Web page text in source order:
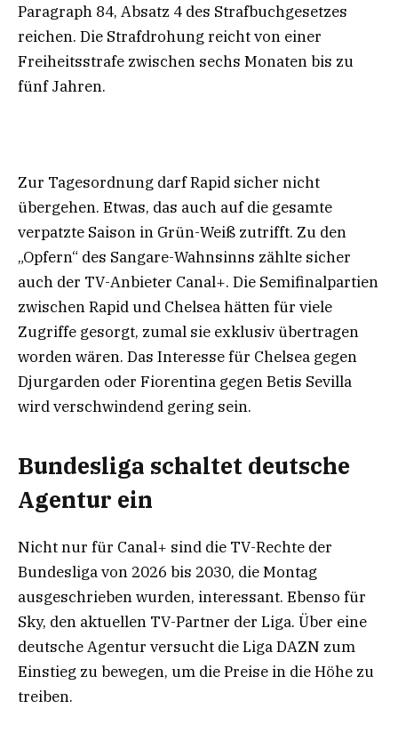
Paragraph 84, Absatz 4 des Strafbuchgesetzes
reichen. Die Strafdrohung reicht von einer
Freiheitsstrafe zwischen sechs Monaten bis zu
fünf Jahren.
Zur Tagesordnung darf Rapid sicher nicht
übergehen. Etwas, das auch auf die gesamte
verpatzte Saison in Grün-Weiß zutrifft. Zu den
„Opfern“ des Sangare-Wahnsinns zählte sicher
auch der TV-Anbieter Canal+. Die Semifinalpartien
zwischen Rapid und Chelsea hätten für viele
Zugriffe gesorgt, zumal sie exklusiv übertragen
worden wären. Das Interesse für Chelsea gegen
Djurgarden oder Fiorentina gegen Betis Sevilla
wird verschwindend gering sein.
Bundesliga schaltet deutsche
Agentur ein
Nicht nur für Canal+ sind die TV-Rechte der
Bundesliga von 2026 bis 2030, die Montag
ausgeschrieben wurden, interessant. Ebenso für
Sky, den aktuellen TV-Partner der Liga. Über eine
deutsche Agentur versucht die Liga DAZN zum
Einstieg zu bewegen, um die Preise in die Höhe zu
treiben.